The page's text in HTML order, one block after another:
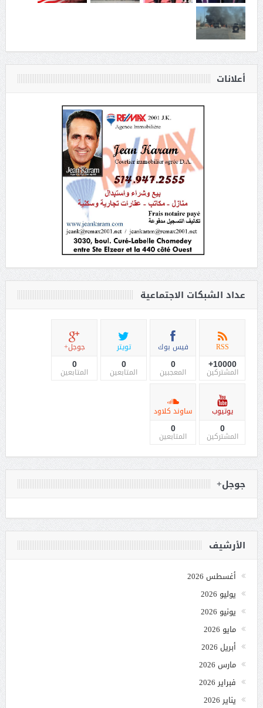
أعلانات
عداد الشبكات الاجتماعية
RSS
10000+
المشتركين
فيس بوك
0
المعجبين
تويتر
0
المتابعين
جوجل+
0
المتابعين
يوتيوب
0
المشتركين
ساوند كلاود
0
المتابعين
جوجل+
الأرشيف
أغسطس 2026
يوليو 2026
يونيو 2026
مايو 2026
أبريل 2026
مارس 2026
فبراير 2026
يناير 2026